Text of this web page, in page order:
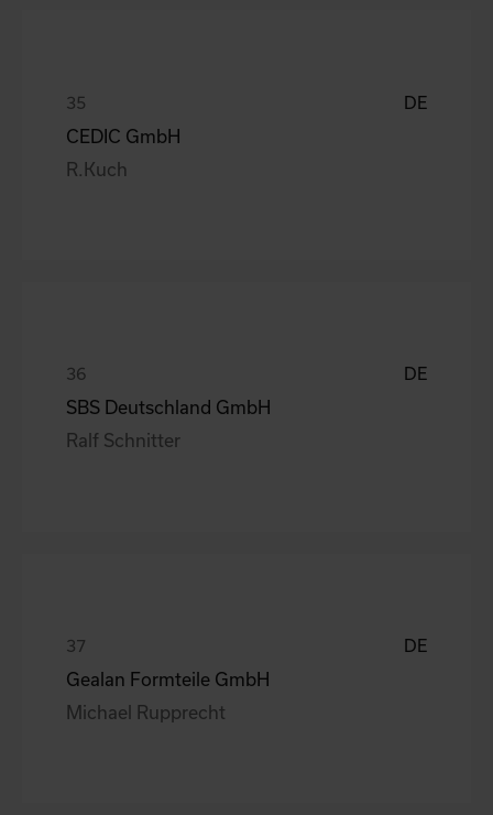
DE
CEDIC GmbH
R.Kuch
DE
SBS Deutschland GmbH
Ralf Schnitter
DE
Gealan Formteile GmbH
Michael Rupprecht